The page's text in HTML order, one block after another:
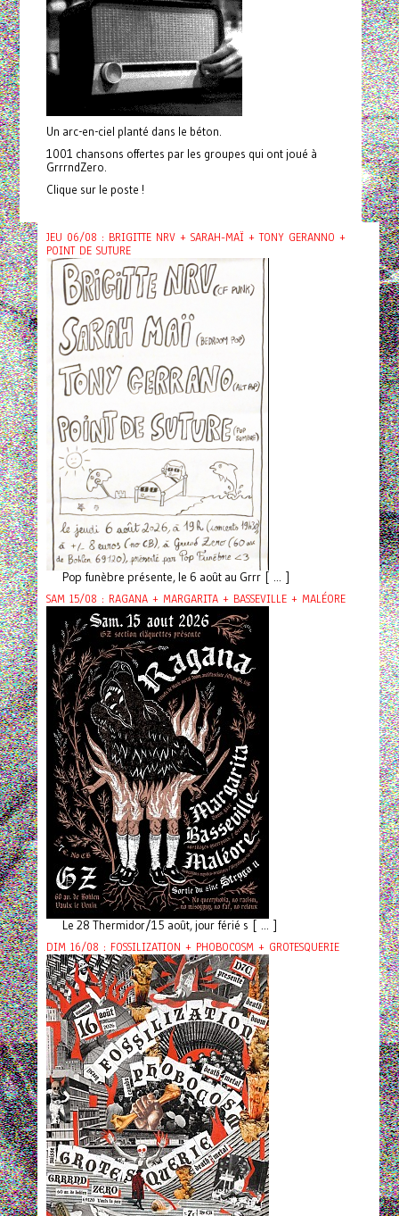
Un arc-en-ciel planté dans le béton.
1001 chansons offertes par les groupes qui ont joué à
GrrrndZero.
Clique sur le poste !
JEU 06/08 : BRIGITTE NRV + SARAH-MAÏ + TONY GERANNO +
POINT DE SUTURE
Pop funèbre présente, le 6 août au Grrr [ ... ]
SAM 15/08 : RAGANA + MARGARITA + BASSEVILLE + MALÉORE
Le 28 Thermidor/15 août, jour férié s [ ... ]
DIM 16/08 : FOSSILIZATION + PHOBOCOSM + GROTESQUERIE